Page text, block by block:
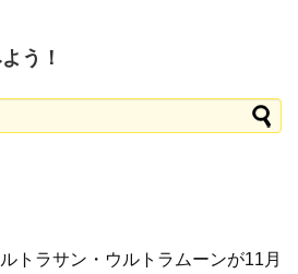
う！
トラサン・ウルトラムーンが11月